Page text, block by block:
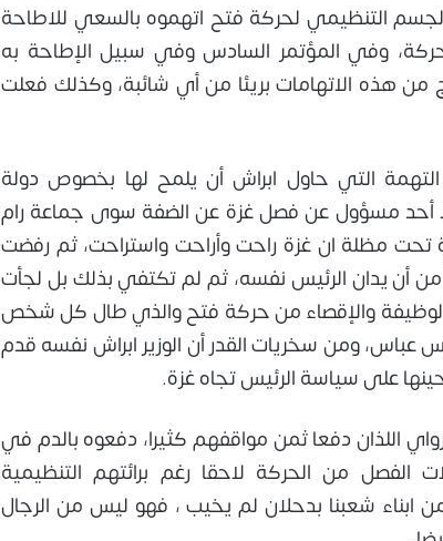
التنظيمي لحركة فتح اتهموه بالسعي للاطاحة
وفي المؤتمر السادس وفي سبيل الإطاحة به
هذه الاتهامات بريئا من أي شائبة، وكذلك فعلت
التهمة التي حاول ابراش أن يلمح لها بخصوص دولة
لا أحد مسؤول عن فصل غزة عن الضفة سوى جماعة رام
تحت مظلة ان غزة راحت وأراحت واستراحت، ثم رفضت
أن يدان الرئيس نفسه، ثم لم تكتفي بذلك بل لجأت
والإقصاء من حركة فتح والذي طال كل شخص
عباس، ومن سخريات القدر أن الوزير ابراش نفسه قدم
على سياسة الرئيس تجاه غزة.
اللذان دفعا ثمن مواقفهم كثيرا، دفعوه بالدم في
الفصل من الحركة لاحقا رغم برائتهم التنظيمية
ابناء شعبنا بدحلان لم يخيب ، فهو ليس من الرجال